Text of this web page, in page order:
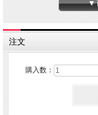
色々なお茶とブレンドして
す。
メイグイは漢字で「玖瑰」と
▼
注文
購入数：